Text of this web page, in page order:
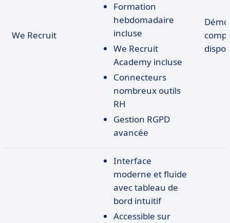
We Recruit
Formation
hebdomadaire
incluse
We Recruit
Academy incluse
Connecteurs
nombreux outils
RH
Gestion RGPD
avancée
Interface
moderne et fluide
avec tableau de
bord intuitif
Accessible sur